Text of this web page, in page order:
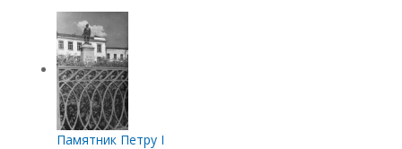
Памятник Петру I